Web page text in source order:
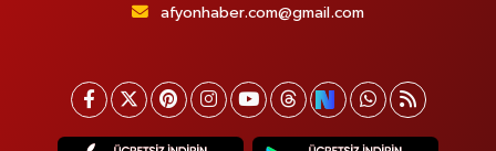
afyonhaber.com@gmail.com